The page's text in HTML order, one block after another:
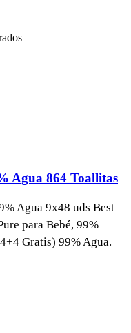
Agua 864 Toallitas
Agua 9x48 uds Best
para Bebé, 99%
Gratis) 99% Agua.